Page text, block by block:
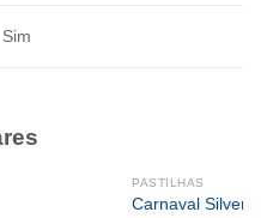
Sim
PASTILHAS
Carnaval Silver